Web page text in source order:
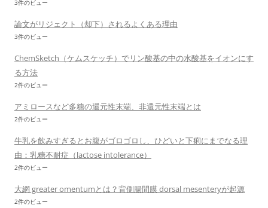
3件のビュー
論文がリジェクト（却下）されるよくある理由
3件のビュー
ChemSketch（ケムスケッチ）でリン酸基の中の水酸基をイオンにす
る方法
2件のビュー
アミロースなど多糖の還元性末端、非還元性末端とは
2件のビュー
牛乳を飲みすぎるとお腹がゴロゴロし、ひどいと下痢にまでなる理
由：乳糖不耐症（lactose intolerance）
2件のビュー
大網 greater omentumとは？背側腸間膜 dorsal mesenteryが起源
2件のビュー